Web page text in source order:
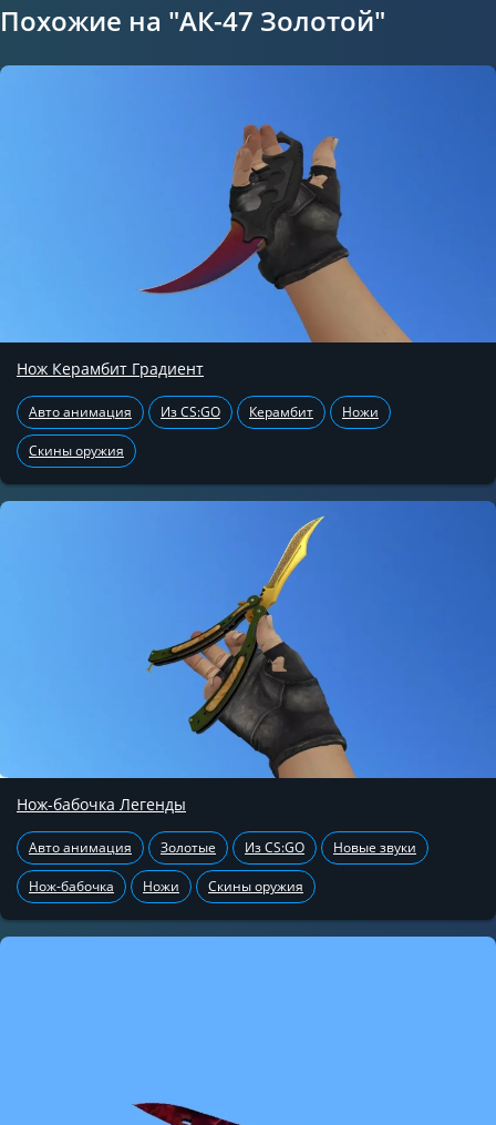
Похожие на "АК-47 Золотой"
Нож Керамбит Градиент
Авто анимация Из CS:GO Керамбит Ножи
Скины оружия
Нож-бабочка Легенды
Авто анимация Золотые Из CS:GO Новые звуки
Нож-бабочка Ножи Скины оружия